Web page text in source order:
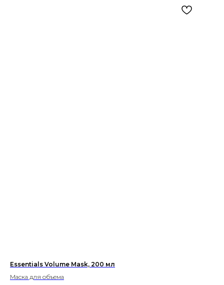
Essentials Volume Mask, 200 мл
Маска для объема